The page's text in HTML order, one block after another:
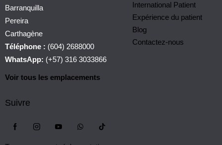
Barranquilla
Pereira
Carthagène
Téléphone : (604) 2688000
WhatsApp: (+57) 316 3033866
Voir tous les emplacements
International Patient
Expérience du patient
Blog
Contactez-nous
Suivre